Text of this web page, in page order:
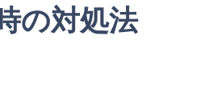
の対処法